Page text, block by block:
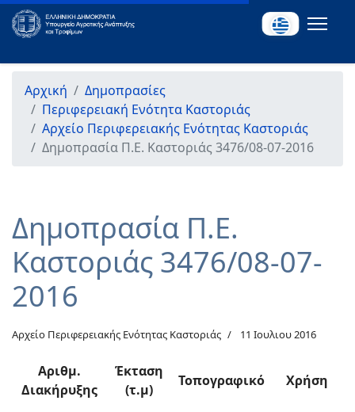
Αρχική
Δημοπρασίες
Περιφερειακή Ενότητα Καστοριάς
Αρχείο Περιφερειακής Ενότητας Καστοριάς
Δημοπρασία Π.Ε. Καστοριάς 3476/08-07-2016
Δημοπρασία Π.Ε.
Καστοριάς 3476/08-07-
2016
Αρχείο Περιφερειακής Ενότητας Καστοριάς 11 Ιουλιου 2016
Αριθμ.
Διακήρυξης
Έκταση
(τ.μ)
Τοπογραφικό Χρήση